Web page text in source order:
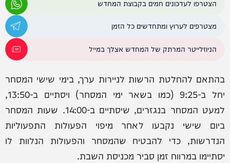
הצטרפו לעדכונים חמים בקבוצת המחדש
מצטרפים לערוץ ומתחדשים כל הזמן
הניוזלייטר המרתק של המחדש אצלך במייל
בהתאם להחלטת הרשות לניירות ערך, בימי שישי המסחר
יחל ב-9:25 (כמו בשאר ימי המסחר) ויסתיים ב-13:50,
למעט המסחר בנגזרים, שיסתיים ב-14:00. שעות המסחר
ביום שישי נקבעו לאחר מיפוי הפעולות התפעוליות
הנדרשות, כדי להבטיח שהמסחר והפעולות הנלוות לו
יסתיימו במרווח זמן סביר מכניסת השבת.